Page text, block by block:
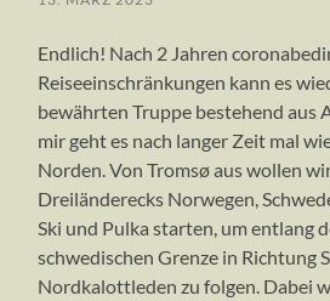
Endlich! Nach 2 Jahren
Reiseeinschränkungen kann es
bewährten Truppe bestehend aus
mir geht es nach langer Zeit mal
Norden. Von Tromsø aus wollen
Dreiländerecks Norwegen,
Ski und Pulka starten, um entlang
schwedischen Grenze in Richtung
Nordkalottleden zu folgen. Dabei